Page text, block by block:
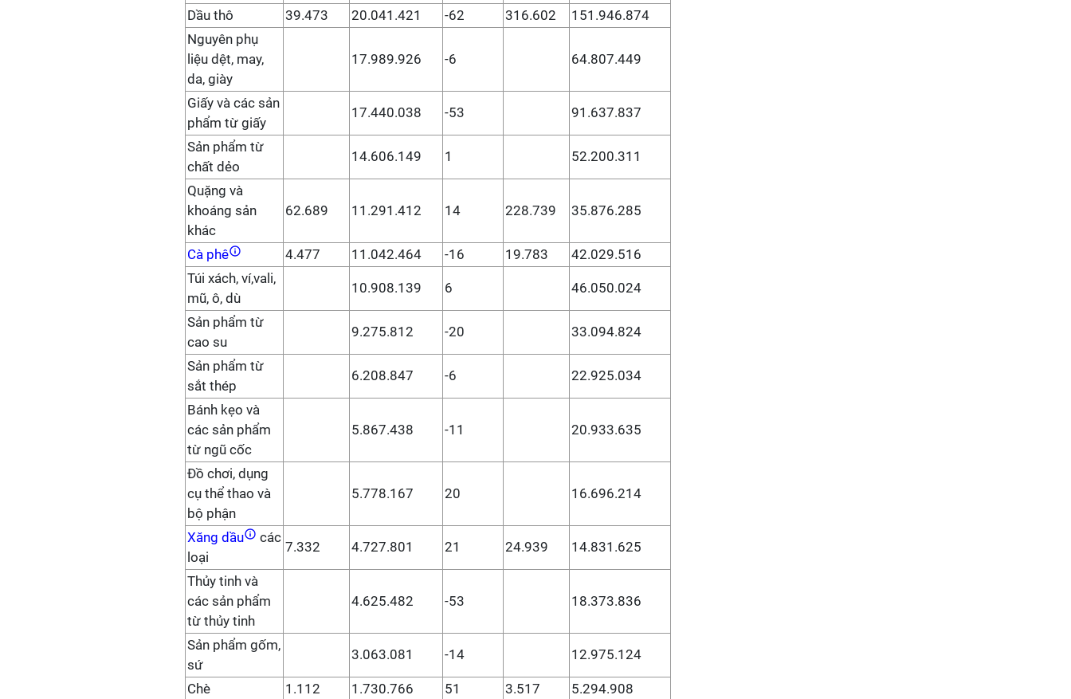
Dầu thô 39.473 20.041.421 -62 316.602
151.946.874
Nguyên phụ
liệu dệt, may,
da, giày
17.989.926 -6 64.807.449
Giấy và các sản
phẩm từ giấy
17.440.038 -53 91.637.837
Sản phẩm từ
chất dẻo
14.606.149 1 52.200.311
Quặng và
khoáng sản
khác
62.689 11.291.412 14 228.739 35.876.285
Cà phê 4.477 11.042.464 -16 19.783
42.029.516
Túi xách, ví,vali,
mũ, ô, dù
10.908.139 6 46.050.024
Sản phẩm từ
cao su
9.275.812 -20 33.094.824
Sản phẩm từ
sắt thép
6.208.847 -6 22.925.034
Bánh kẹo và
các sản phẩm
từ ngũ cốc
5.867.438 -11 20.933.635
Đồ chơi, dụng
cụ thể thao và
bộ phận
5.778.167 20 16.696.214
Xăng dầu
các
loại
7.332 4.727.801 21 24.939 14.831.625
Thủy tinh và
các sản phẩm
từ thủy tinh
4.625.482 -53 18.373.836
Sản phẩm gốm,
sứ
3.063.081 -14 12.975.124
Chè 1.112 1.730.766 51 3.517 5.294.908